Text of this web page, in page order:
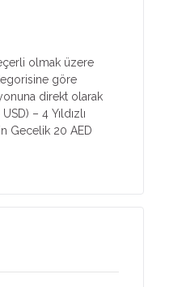
olmak üzere
göre
direkt olarak
– 4 Yıldızlı
Gecelik 20 AED